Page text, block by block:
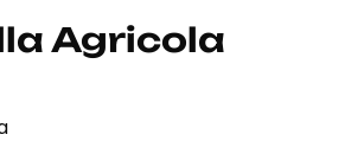
Agricola